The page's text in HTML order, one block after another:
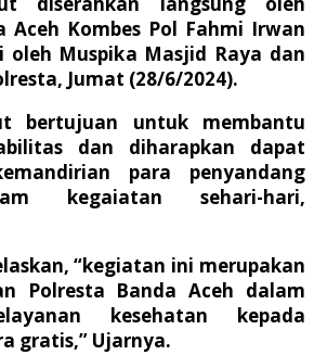
Aceh Kombes Pol Fahmi Irwan
oleh Muspika Masjid Raya dan
Jumat (28/6/2024).
bertujuan untuk membantu
dan diharapkan dapat
para penyandang
kegaiatan sehari-hari,
“kegiatan ini merupakan
Polresta Banda Aceh dalam
kesehatan kepada
gratis,” Ujarnya.